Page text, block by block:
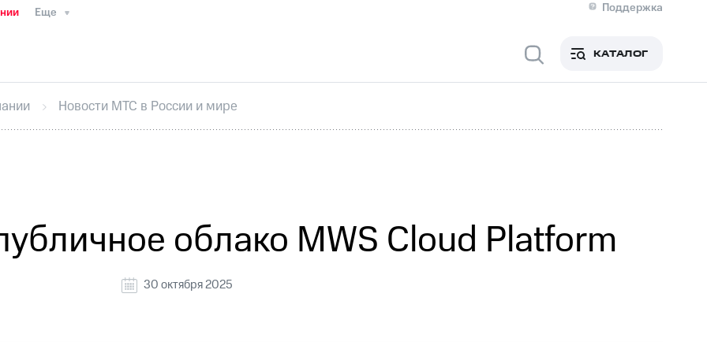
Еще
Поддержка
Медиа-центр
ИнтервьюФинансовая отчетностьКонтактыНовости в регионе
секретарьРаскрытие информации
кабинет акционераАкционерный капиталКонтроль и аудитРынок акций
КАТАЛОГ
Новости МТС в России и мире
облако MWS Cloud Platform
30 октября 2025